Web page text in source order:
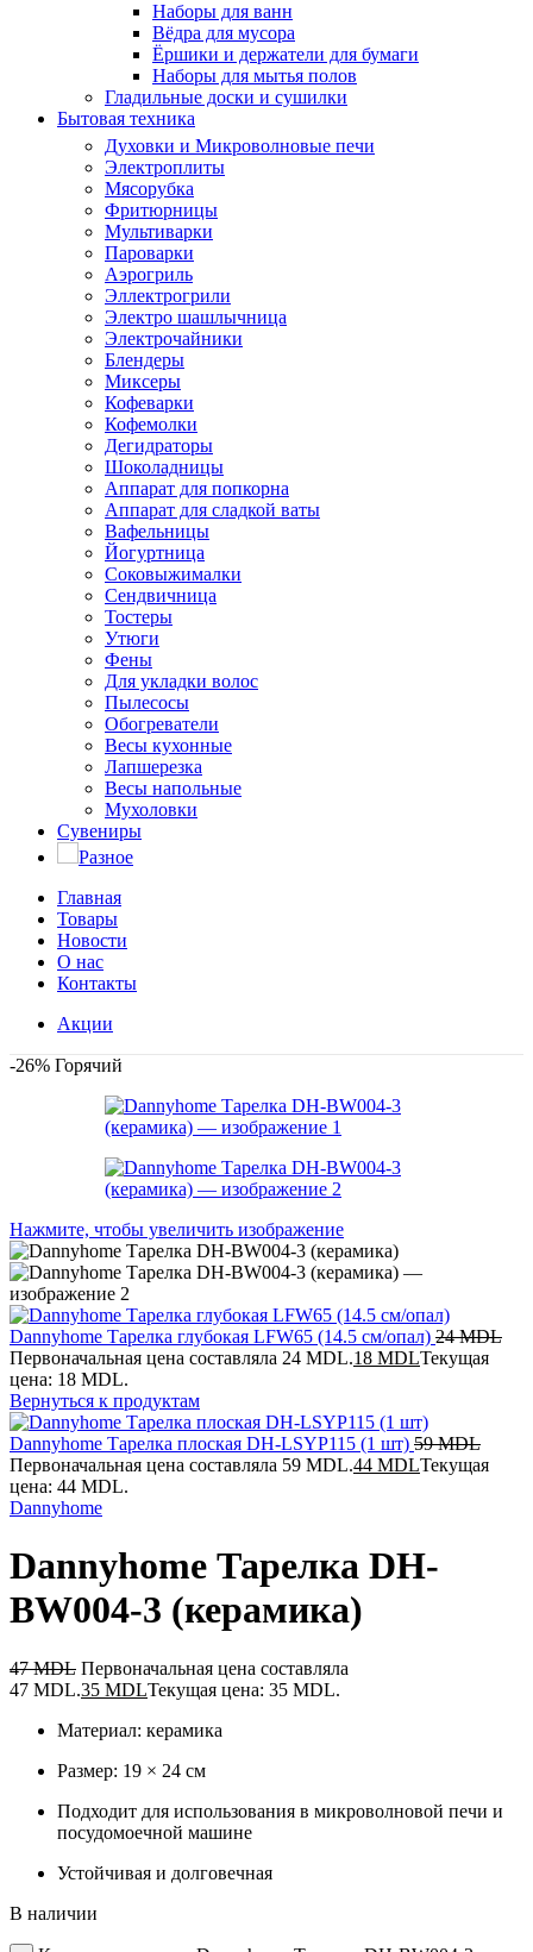
Наборы для ванн
Вёдра для мусора
Ёршики и держатели для бумаги
Наборы для мытья полов
Гладильные доски и сушилки
Бытовая техника
Духовки и Микроволновые печи
Электроплиты
Мясорубка
Фритюрницы
Мультиварки
Пароварки
Аэрогриль
Эллектрогрили
Электро шашлычница
Электрочайники
Блендеры
Миксеры
Кофеварки
Кофемолки
Дегидраторы
Шоколадницы
Аппарат для попкорна
Аппарат для сладкой ваты
Вафельницы
Йогуртница
Соковыжималки
Сендвичница
Тостеры
Утюги
Фены
Для укладки волос
Пылесосы
Обогреватели
Весы кухонные
Лапшерезка
Весы напольные
Мухоловки
Сувениры
Разное
Главная
Товары
Новости
О нас
Контакты
Акции
-26% Горячий
Нажмите, чтобы увеличить изображение
Dannyhome Тарелка глубокая LFW65 (14.5 cм/опал) 24MDL
Первоначальная цена составляла 24 MDL.18 MDLТекущая
цена: 18 MDL.
Вернуться к продуктам
Dannyhome Тарелка плоская DH-LSYP115 (1 шт) 59MDL
Первоначальная цена составляла 59 MDL.44 MDLТекущая
цена: 44 MDL.
Dannyhome
Dannyhome Тарелка DH-
BW004-3 (керамика)
47MDL Первоначальная цена составляла
47 MDL.35 MDLТекущая цена: 35 MDL.
Материал: керамика
Размер: 19 × 24 см
Подходит для использования в микроволновой печи и
посудомоечной машине
Устойчивая и долговечная
В наличии